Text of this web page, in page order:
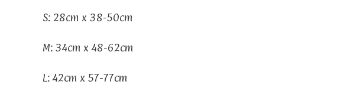
S: 28cm x 38-50cm
M: 34cm x 48-62cm
L: 42cm x 57-77cm